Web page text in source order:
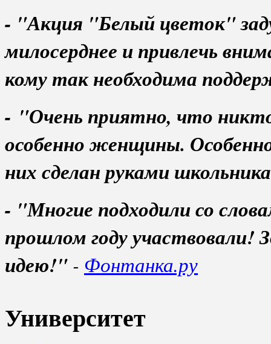
- "Акция "Белый цветок"
милосерднее и привлечь
кому так необходима
- "Очень приятно, что
особенно женщины.
них сделан руками
- "Многие подходили со
прошлом году участвовали!
идею!" - Фонтанка.ру
Университет